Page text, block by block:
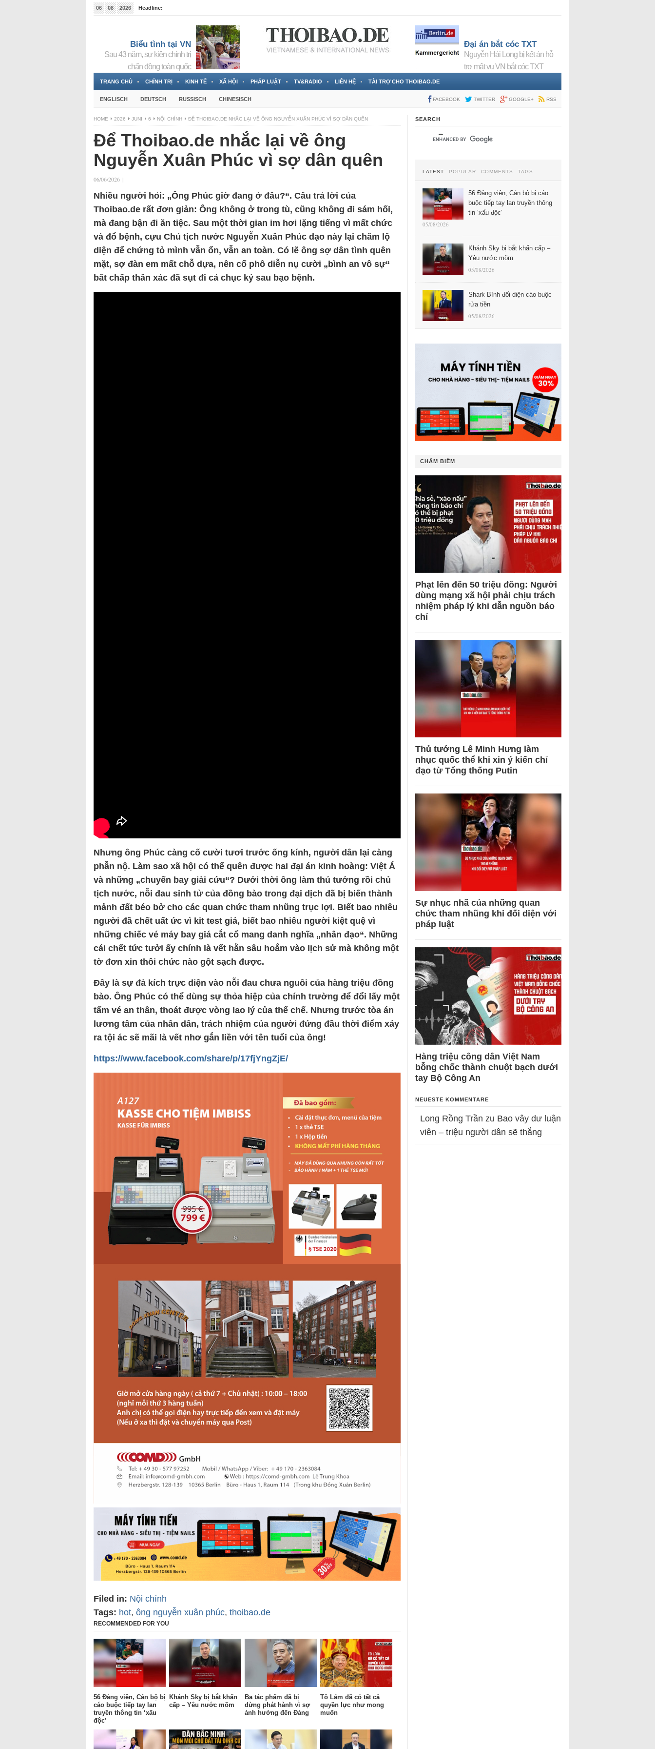
06 08 2026
Headline:
Biểu tình tại VN
Sau 43 năm, sự kiện chính trị
chấn động toàn quốc
Đại án bắt cóc TXT
Nguyễn Hải Long bị kết án hỗ
trợ mật vụ VN bắt cóc TXT
TRANG CHỦ CHÍNH TRỊ KINH TẾ XÃ HỘI PHÁP LUẬT TV&RADIO LIÊN HỆ TÀI TRỢ CHO THOIBAO.DE
ENGLISCH DEUTSCH RUSSISCH CHINESISCH FACEBOOK TWITTER GOOGLE+ RSS
HOME 2026 JUNI 6 NỘI CHÍNH ĐỂ THOIBAO.DE NHẮC LẠI VỀ ÔNG NGUYỄN XUÂN PHÚC VÌ SỢ DÂN QUÊN
Để Thoibao.de nhắc lại về ông
Nguyễn Xuân Phúc vì sợ dân quên
06/06/2026 |
Nhiều người hỏi: „Ông Phúc giờ đang ở đâu?“. Câu trả lời của
Thoibao.de rất đơn giản: Ông không ở trong tù, cũng không đi sám hối,
mà đang bận đi ăn tiệc. Sau một thời gian im hơi lặng tiếng vì mất chức
và đổ bệnh, cựu Chủ tịch nước Nguyễn Xuân Phúc dạo này lại chăm lộ
diện để chứng tỏ mình vẫn ổn, vẫn an toàn. Có lẽ ông sợ dân tình quên
mặt, sợ đàn em mất chỗ dựa, nên cố phô diễn nụ cười „bình an vô sự“
bất chấp thân xác đã sụt đi cả chục ký sau bạo bệnh.
Nhưng ông Phúc càng cố cười tươi trước ống kính, người dân lại càng
phẫn nộ. Làm sao xã hội có thể quên được hai đại án kinh hoàng: Việt Á
và những „chuyến bay giải cứu“? Dưới thời ông làm thủ tướng rồi chủ
tịch nước, nỗi đau sinh tử của đồng bào trong đại dịch đã bị biến thành
mảnh đất béo bở cho các quan chức tham nhũng trục lợi. Biết bao nhiêu
người đã chết uất ức vì kit test giả, biết bao nhiêu người kiệt quệ vì
những chiếc vé máy bay giá cắt cổ mang danh nghĩa „nhân đạo“. Những
cái chết tức tưởi ấy chính là vết hằn sâu hoắm vào lịch sử mà không một
tờ đơn xin thôi chức nào gột sạch được.
Đây là sự đả kích trực diện vào nỗi đau chưa nguôi của hàng triệu đồng
bào. Ông Phúc có thể dùng sự thỏa hiệp của chính trường để đổi lấy một
tấm vé an thân, thoát được vòng lao lý của thể chế. Nhưng trước tòa án
lương tâm của nhân dân, trách nhiệm của người đứng đầu thời điểm xảy
ra tội ác sẽ mãi là vết nhơ gắn liền với tên tuổi của ông!
https://www.facebook.com/share/p/17fjYngZjE/
Filed in: Nội chính
Tags: hot, ông nguyễn xuân phúc, thoibao.de
RECOMMENDED FOR YOU
56 Đảng viên, Cán bộ bị
cáo buộc tiếp tay lan
truyền thông tin ‘xấu
độc’
Khánh Sky bị bắt khẩn
cấp – Yêu nước mõm
Ba tác phẩm đã bị
dừng phát hành vì sợ
ảnh hưởng đến Đảng
Tô Lâm đã có tất cả
quyền lực như mong
muốn
SEARCH
LATEST POPULAR COMMENTS TAGS
56 Đảng viên, Cán bộ bị cáo
buộc tiếp tay lan truyền thông
tin ‘xấu độc’
05/08/2026
Khánh Sky bị bắt khẩn cấp –
Yêu nước mõm
05/08/2026
Shark Bình đối diện cáo buộc
rửa tiền
05/08/2026
CHÂM BIẾM
Phạt lên đến 50 triệu đồng: Người
dùng mạng xã hội phải chịu trách
nhiệm pháp lý khi dẫn nguồn báo
chí
Thủ tướng Lê Minh Hưng làm
nhục quốc thể khi xin ý kiến chỉ
đạo từ Tổng thống Putin
Sự nhục nhã của những quan
chức tham nhũng khi đối diện với
pháp luật
Hàng triệu công dân Việt Nam
bỗng chốc thành chuột bạch dưới
tay Bộ Công An
NEUESTE KOMMENTARE
Long Rồng Trần zu Bao vây dư luận
viên – triệu người dân sẽ thắng